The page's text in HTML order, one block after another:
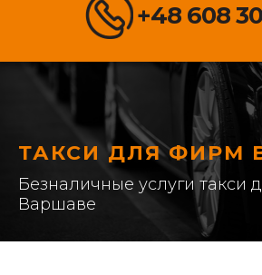
+48 608
ТАКСИ ДЛЯ ФИРМ
Безналичные услуги такси
Варшаве